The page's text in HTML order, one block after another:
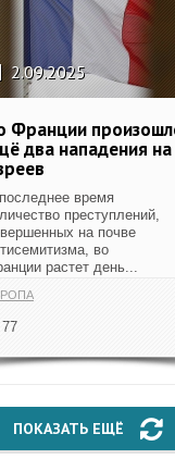
2.09.2025
Франции
два нападения на
время
преступлений,
на почве
во
растет день...
77
ПОКАЗАТЬ ЕЩЁ